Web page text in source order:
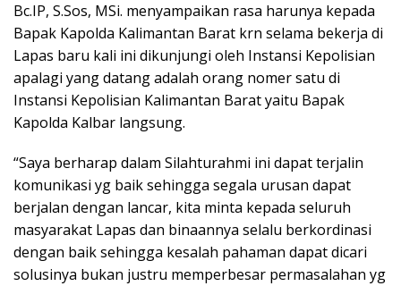
Bc.IP, S.Sos, MSi. menyampaikan rasa harunya kepada
Bapak Kapolda Kalimantan Barat krn selama bekerja di
Lapas baru kali ini dikunjungi oleh Instansi Kepolisian
apalagi yang datang adalah orang nomer satu di
Instansi Kepolisian Kalimantan Barat yaitu Bapak
Kapolda Kalbar langsung.
“Saya berharap dalam Silahturahmi ini dapat terjalin
komunikasi yg baik sehingga segala urusan dapat
berjalan dengan lancar, kita minta kepada seluruh
masyarakat Lapas dan binaannya selalu berkordinasi
dengan baik sehingga kesalah pahaman dapat dicari
solusinya bukan justru memperbesar permasalahan yg